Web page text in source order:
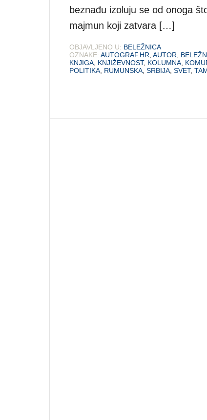
beznađu izoluju se od onoga
majmun koji zatvara […]
OBJAVLJENO U: BELEŽNICA
OZNAKE: AUTOGRAF.HR AUTOR
KNJIGA KNJIŽEVNOST, KOLUMNA
POLITIKA RUMUNSKA SRBIJA SVET,